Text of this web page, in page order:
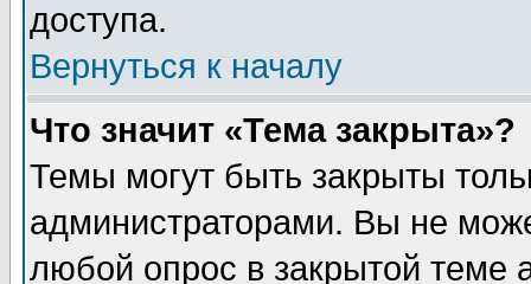
доступа.
Вернуться к началу
Что значит «Тема закрыта»?
Темы могут быть закрыты
администраторами. Вы не
любой опрос в закрытой теме